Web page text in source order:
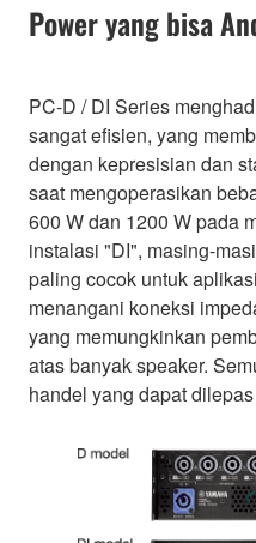
Power yang bisa
PC-D / DI Series
sangat efisien, yang
dengan kepresisian dan
saat mengoperasikan
600 W dan 1200 W pada
instalasi "DI", masing-
paling cocok untuk
menangani koneksi
yang memungkinkan
atas banyak speaker.
handel yang dapat